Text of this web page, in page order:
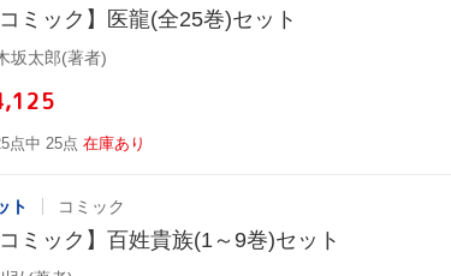
コミック】医龍(全25巻)セット
坂太郎(著者)
点中 25点 在庫あり
ト コミック
コミック】百姓貴族(1～9巻)セット